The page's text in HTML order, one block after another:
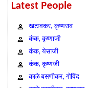
Latest People
खटावकर, कृष्णराव
कंक, कृष्णाजी
कंक, येसाजी
कंक, कृष्णजी
काळे बसणीकर, गोविंद